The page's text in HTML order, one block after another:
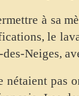
à sa
le
Neiges,
pas